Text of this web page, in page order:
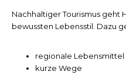
Nachhaltiger Tourismus geht
bewussten Lebensstil. Dazu
regionale Lebensmittel
kurze Wege